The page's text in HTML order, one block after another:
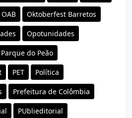
OAB Oktoberfest Barretos
Opotunidades
Parque do Peão
PET Política
Prefeitura de Colômbia
PUblieditorial